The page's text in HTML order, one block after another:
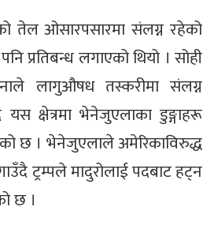
तेल ओसारपसारमा संलग्न रहेको
प्रतिबन्ध लगाएको थियो । सोही
लागुऔषध तस्करीमा संलग्न
क्षेत्रमा भेनेजुएलाका डुङ्गाहरू
छ । भेनेजुएलाले अमेरिकाविरुद्ध
ट्रम्पले मादुरोलाई पदबाट हट्न
छ ।